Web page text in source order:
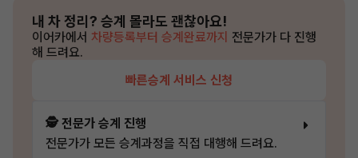
내 차 정리? 승계 몰라도 괜찮아요!
이어카에서 차량등록부터 승계완료까지 전문가가 다 진행
해 드려요.
빠른승계 서비스 신청
🕵️ 전문가 승계 진행
전문가가 모든 승계과정을 직접 대행해 드려요.